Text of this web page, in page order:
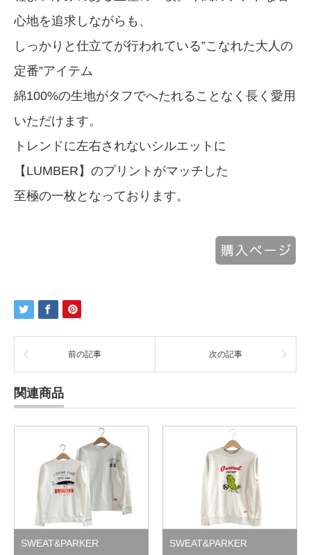
心地を追求しながらも、
しっかりと仕立てが行われている”こなれた大人の
定番”アイテム
綿100%の生地がタフでへたれることなく長く愛用
いただけます。
トレンドに左右されないシルエットに
【LUMBER】のプリントがマッチした
至極の一枚となっております。
前の記事 次の記事
関連商品
SWEAT&PARKER SWEAT&PARKER